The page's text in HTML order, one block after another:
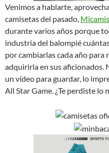
Venimos a hablarte,
camisetas del pasado,
durante varios años porque
industria del balompié
por cambiarlas cada año para
adquirirla en sus aficionados.
un vídeo para guardar, lo
All Star Game. ¿Te perdiste lo